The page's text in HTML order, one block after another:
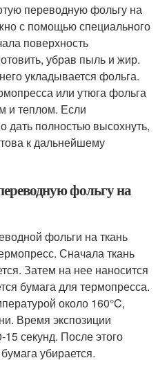
переводную фольгу на
с помощью специального
поверхность
убрав пыль и жир.
укладывается фольга.
или утюга фольга
и теплом. Если
дать полностью высохнуть,
к дальнейшему
фольгу на
фольги на ткань
Сначала ткань
Затем на нее наносится
бумага для термопресса.
около 160°C,
Время экспозиции
секунд. После этого
убирается.